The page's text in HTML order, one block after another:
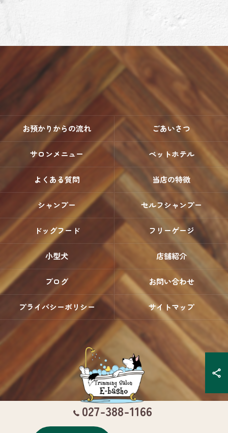
027-388-1166
お預かりからの流れ ごあいさつ
サロンメニュー ペットホテル
よくある質問 当店の特徴
シャンプー セルフシャンプー
ドッグフード フリーゲージ
小型犬 店舗紹介
ブログ お問い合わせ
プライバシーポリシー サイトマップ